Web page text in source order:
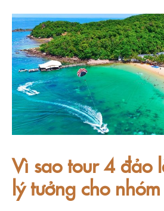
Vì sao tour 4 đảo
lý tưởng cho